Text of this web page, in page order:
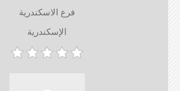
فرع الاسكندرية
الإسكندرية